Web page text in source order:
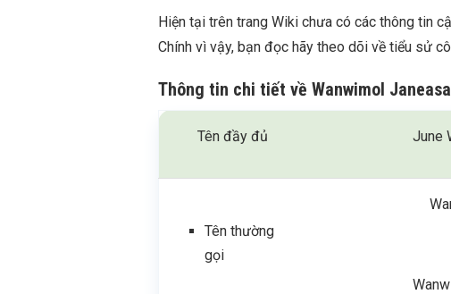
Hiện tại trên trang Wiki chưa có các thông tin
Chính vì vậy, bạn đọc hãy theo dõi về tiểu sử
Thông tin chi tiết về Wanwimol
Tên đầy đủ June
Tên thường
gọi